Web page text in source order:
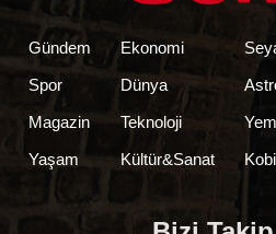
Gündem
Spor
Magazin
Yaşam
Ekonomi
Dünya
Teknoloji
Kültür&Sanat
Kobi